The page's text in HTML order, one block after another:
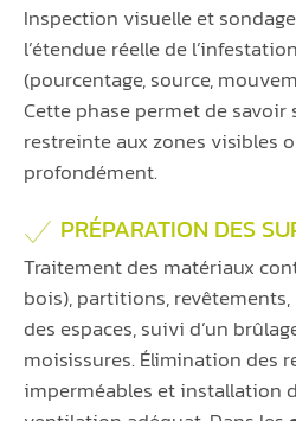
Inspection visuelle et
l’étendue réelle de
(pourcentage, source,
Cette phase permet de savoir
restreinte aux zones visibles
profondément.
PRÉPARATION DES
Traitement des matériaux
bois), partitions,
des espaces, suivi d’un
moisissures. Élimination des
imperméables et installation